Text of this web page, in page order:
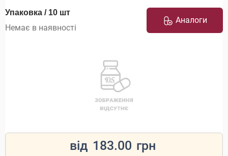
Упаковка / 10 шт
Немає в наявності
Аналоги
від 183.00 грн